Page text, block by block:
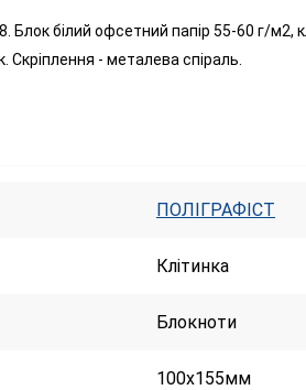
Блок білий офсетний папір 55-60 г/м2,
- металева спіраль.
ПОЛІГРАФІСТ
Клітинка
Блокноти
100х155мм